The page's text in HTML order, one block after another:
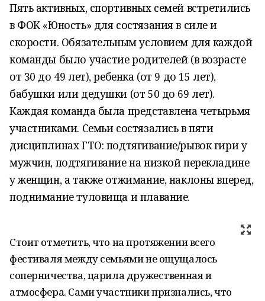
Пять активных, спортивных семей встретились
в ФОК «Юность» для состязания в силе и
скорости. Обязательным условием для каждой
команды было участие родителей (в возрасте
от 30 до 49 лет), ребенка (от 9 до 15 лет),
бабушки или дедушки (от 50 до 69 лет).
Каждая команда была представлена четырьмя
участниками. Семьи состязались в пяти
дисциплинах ГТО: подтягивание/рывок гири у
мужчин, подтягивание на низкой перекладине
у женщин, а также отжимание, наклоны вперед,
поднимание туловища и плавание.
Стоит отметить, что на протяжении всего
фестиваля между семьями не ощущалось
соперничества, царила дружественная и
атмосфера. Сами участники признались, что